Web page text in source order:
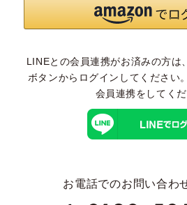
LINEとの会員連携がお済みの方は
ボタンからログインしてください
会員連携をしてくだ
お電話でのお問い合わ